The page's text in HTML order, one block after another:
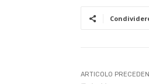
ARTICOLO